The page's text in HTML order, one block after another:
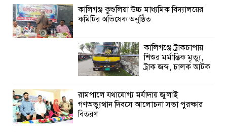
কালিগঞ্জ কুশুলিয়া উচ্চ মাধ্যমিক বিদ্যালয়ের
কমিটির অভিষেক অনুষ্ঠিত
কালিগঞ্জে ট্রাকচাপায়
শিশুর মর্মান্তিক মৃত্যু,
ট্রাক জব্দ, চালক আটক
রামপালে যথাযোগ্য মর্যাদায় জুলাই
গণঅভ্যুত্থান দিবসে আলোচনা সভা পুরষ্কার
বিতরণ